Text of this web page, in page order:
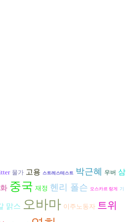
물가 고용 스트레스테스트 박근혜 우버 삼
중국 재정 헨리 폴슨 오스카르 랑게 기
맑스 오바마 이주노동자 트위